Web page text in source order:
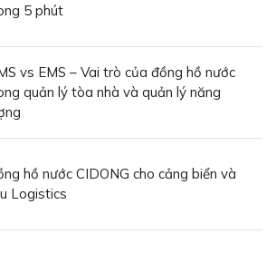
5 phút
vs EMS – Vai trò của đồng hồ nước
quản lý tòa nhà và quản lý năng
hồ nước CIDONG cho cảng biển và
Logistics